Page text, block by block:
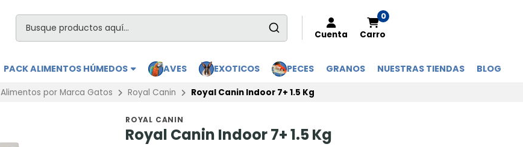
Cuenta
0
Carro
PACK ALIMENTOS HÚMEDOS AVES EXOTICOS PECES GRANOS NUESTRAS TIENDAS BLOG
Alimentos por Marca Gatos Royal Canin Royal Canin Indoor 7+ 1.5 Kg
ROYAL CANIN
Royal Canin Indoor 7+ 1.5 Kg